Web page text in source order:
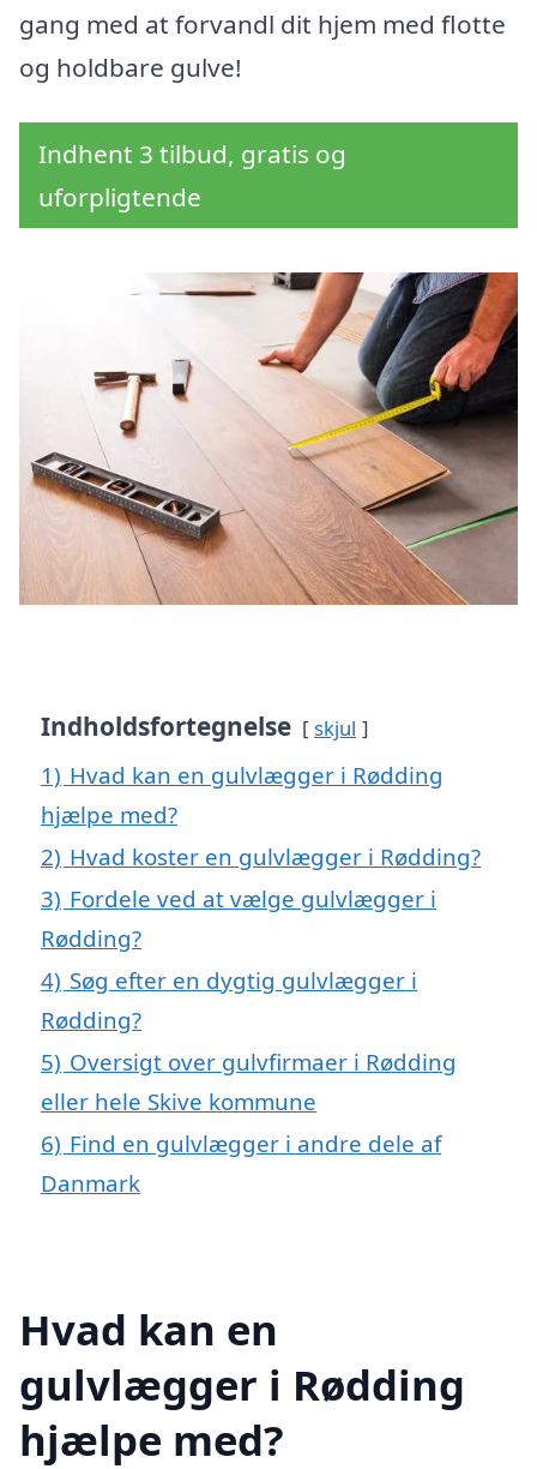
gang med at forvandl dit hjem med flotte
og holdbare gulve!
Indhent 3 tilbud, gratis og
uforpligtende
Indholdsfortegnelse skjul
1) Hvad kan en gulvlægger i Rødding
hjælpe med?
2) Hvad koster en gulvlægger i Rødding?
3) Fordele ved at vælge gulvlægger i
Rødding?
4) Søg efter en dygtig gulvlægger i
Rødding?
5) Oversigt over gulvfirmaer i Rødding
eller hele Skive kommune
6) Find en gulvlægger i andre dele af
Danmark
Hvad kan en
gulvlægger i Rødding
hjælpe med?